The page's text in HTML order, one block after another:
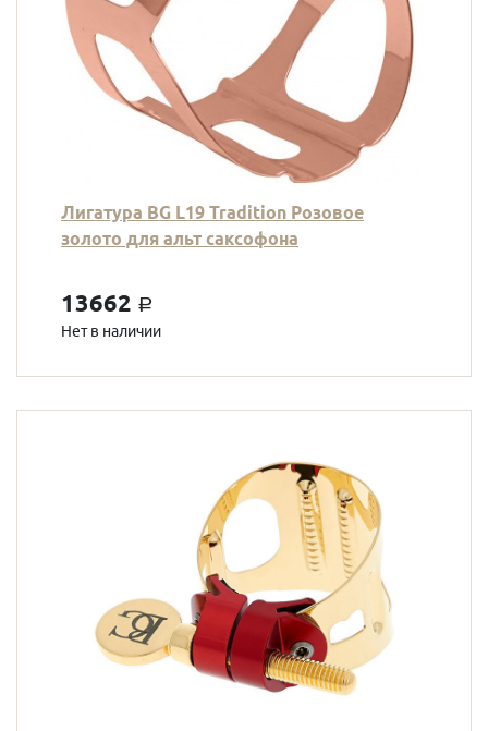
Лигатура BG L19 Tradition Розовое
золото для альт саксофона
13662 a
Нет в наличии